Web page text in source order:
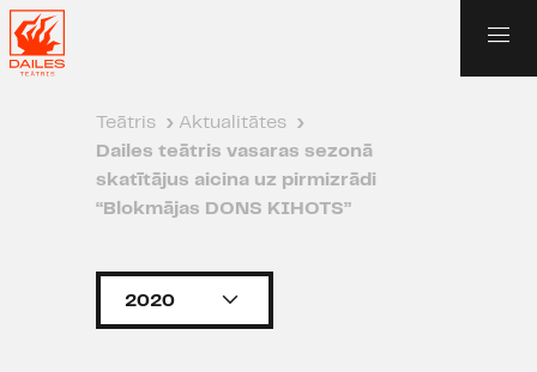
Teātris › Aktualitātes ›
Dailes teātris vasaras sezonā
skatītājus aicina uz pirmizrādi
“Blokmājas DONS KIHOTS”
2020